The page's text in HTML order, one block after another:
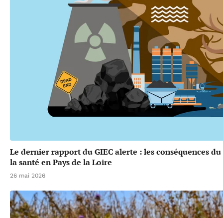
Le dernier rapport du GIEC alerte : les conséquences
la santé en Pays de la Loire
26 mai 2026